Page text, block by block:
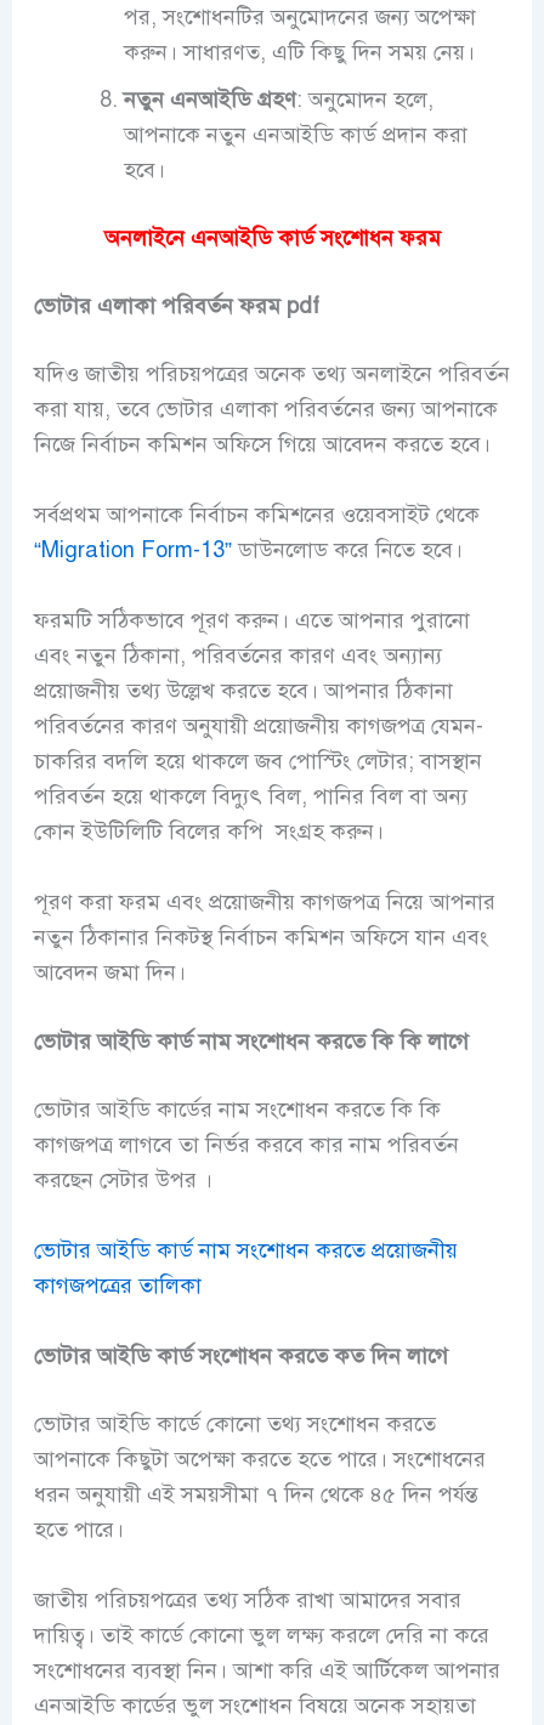
পর, সংশোধনটির অনুমোদনের জন্য অপেক্ষা
করুন। সাধারণত, এটি কিছু দিন সময় নেয়।
নতুন এনআইডি গ্রহণ: অনুমোদন হলে,
আপনাকে নতুন এনআইডি কার্ড প্রদান করা
হবে।
অনলাইনে এনআইডি কার্ড সংশোধন ফরম
ভোটার এলাকা পরিবর্তন ফরম pdf
যদিও জাতীয় পরিচয়পত্রের অনেক তথ্য অনলাইনে পরিবর্তন
করা যায়, তবে ভোটার এলাকা পরিবর্তনের জন্য আপনাকে
নিজে নির্বাচন কমিশন অফিসে গিয়ে আবেদন করতে হবে।
সর্বপ্রথম আপনাকে নির্বাচন কমিশনের ওয়েবসাইট থেকে
“Migration Form-13”ডাউনলোড করে নিতে হবে।
ফরমটি সঠিকভাবে পূরণ করুন। এতে আপনার পুরানো
এবং নতুন ঠিকানা, পরিবর্তনের কারণ এবং অন্যান্য
প্রয়োজনীয় তথ্য উল্লেখ করতে হবে। আপনার ঠিকানা
পরিবর্তনের কারণ অনুযায়ী প্রয়োজনীয় কাগজপত্র যেমন-
চাকরির বদলি হয়ে থাকলে জব পোস্টিং লেটার; বাসস্থান
পরিবর্তন হয়ে থাকলে বিদ্যুৎ বিল, পানির বিল বা অন্য
কোন ইউটিলিটি বিলের কপি সংগ্রহ করুন।
পূরণ করা ফরম এবং প্রয়োজনীয় কাগজপত্র নিয়ে আপনার
নতুন ঠিকানার নিকটস্থ নির্বাচন কমিশন অফিসে যান এবং
আবেদন জমা দিন।
ভোটার আইডি কার্ড নাম সংশোধন করতে কি কি লাগে
ভোটার আইডি কার্ডের নাম সংশোধন করতে কি কি
কাগজপত্র লাগবে তা নির্ভর করবে কার নাম পরিবর্তন
করছেন সেটার উপর ।
ভোটার আইডি কার্ড নাম সংশোধন করতে প্রয়োজনীয়
কাগজপত্রের তালিকা
ভোটার আইডি কার্ড সংশোধন করতে কত দিন লাগে
ভোটার আইডি কার্ডে কোনো তথ্য সংশোধন করতে
আপনাকে কিছুটা অপেক্ষা করতে হতে পারে। সংশোধনের
ধরন অনুযায়ী এই সময়সীমা ৭ দিন থেকে ৪৫ দিন পর্যন্ত
হতে পারে।
জাতীয় পরিচয়পত্রের তথ্য সঠিক রাখা আমাদের সবার
দায়িত্ব। তাই কার্ডে কোনো ভুল লক্ষ্য করলে দেরি না করে
সংশোধনের ব্যবস্থা নিন। আশা করি এই আর্টিকেল আপনার
এনআইডি কার্ডের ভুল সংশোধন বিষয়ে অনেক সহায়তা